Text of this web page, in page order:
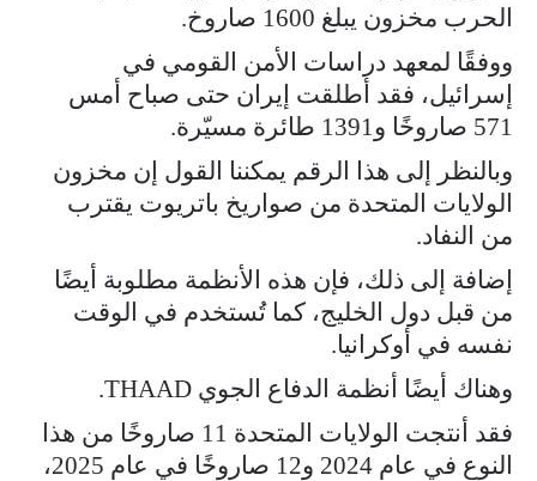
الحرب مخزون يبلغ 1600 صاروخ.
ووفقًا لمعهد دراسات الأمن القومي في
إسرائيل، فقد أطلقت إيران حتى صباح أمس
571 صاروخًا و1391 طائرة مسيّرة.
وبالنظر إلى هذا الرقم يمكننا القول إن مخزون
الولايات المتحدة من صواريخ باتريوت يقترب
من النفاد.
إضافة إلى ذلك، فإن هذه الأنظمة مطلوبة أيضًا
من قبل دول الخليج، كما تُستخدم في الوقت
نفسه في أوكرانيا.
وهناك أيضًا أنظمة الدفاع الجوي THAAD.
فقد أنتجت الولايات المتحدة 11 صاروخًا من هذا
النوع في عام 2024 و12 صاروخًا في عام 2025،